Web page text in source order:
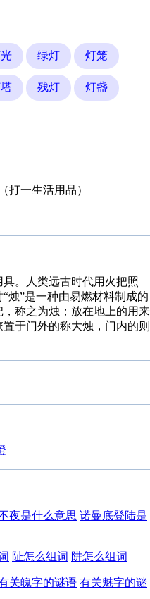
绿灯 灯笼
残灯 灯盏
打一生活用品）
。人类远古时代用火把照
烛”是一种由易燃材料制成的
称之为烛；放在地上的用来
于门外的称大烛，门内的则
夜是什么意思 诺曼底登陆是
阯怎么组词 阱怎么组词
关魄字的谜语 有关魅字的谜